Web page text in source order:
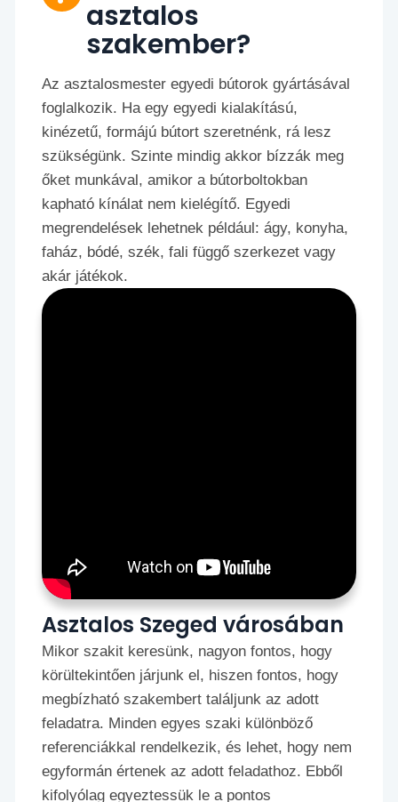
asztalos
szakember?
Az asztalosmester egyedi bútorok gyártásával
foglalkozik. Ha egy egyedi kialakítású,
kinézetű, formájú bútort szeretnénk, rá lesz
szükségünk. Szinte mindig akkor bízzák meg
őket munkával, amikor a bútorboltokban
kapható kínálat nem kielégítő. Egyedi
megrendelések lehetnek például: ágy, konyha,
faház, bódé, szék, fali függő szerkezet vagy
akár játékok.
Asztalos Szeged városában
Mikor szakit keresünk, nagyon fontos, hogy
körültekintően járjunk el, hiszen fontos, hogy
megbízható szakembert találjunk az adott
feladatra. Minden egyes szaki különböző
referenciákkal rendelkezik, és lehet, hogy nem
egyformán értenek az adott feladathoz. Ebből
kifolyólag egyeztessük le a pontos